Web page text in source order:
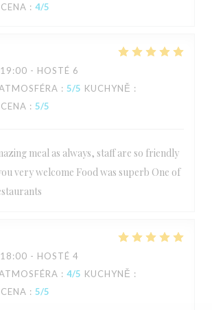
: 4/5
- HOSTÉ 6
: 5/5 KUCHYNĚ :
: 5/5
meal as always, staff are so friendly
very welcome Food was superb One of
- HOSTÉ 4
: 4/5 KUCHYNĚ :
: 5/5